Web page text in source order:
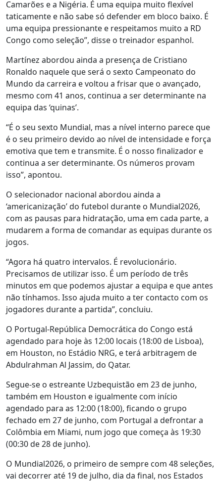
Camarões e a Nigéria. É uma equipa muito flexível
taticamente e não sabe só defender em bloco baixo. É
uma equipa pressionante e respeitamos muito a RD
Congo como seleção”, disse o treinador espanhol.
Martínez abordou ainda a presença de Cristiano
Ronaldo naquele que será o sexto Campeonato do
Mundo da carreira e voltou a frisar que o avançado,
mesmo com 41 anos, continua a ser determinante na
equipa das ‘quinas’.
“É o seu sexto Mundial, mas a nível interno parece que
é o seu primeiro devido ao nível de intensidade e força
emotiva que tem e transmite. É o nosso finalizador e
continua a ser determinante. Os números provam
isso”, apontou.
O selecionador nacional abordou ainda a
‘americanização’ do futebol durante o Mundial2026,
com as pausas para hidratação, uma em cada parte, a
mudarem a forma de comandar as equipas durante os
jogos.
“Agora há quatro intervalos. É revolucionário.
Precisamos de utilizar isso. É um período de três
minutos em que podemos ajustar a equipa e que antes
não tínhamos. Isso ajuda muito a ter contacto com os
jogadores durante a partida”, concluiu.
O Portugal-República Democrática do Congo está
agendado para hoje às 12:00 locais (18:00 de Lisboa),
em Houston, no Estádio NRG, e terá arbitragem de
Abdulrahman Al Jassim, do Qatar.
Segue-se o estreante Uzbequistão em 23 de junho,
também em Houston e igualmente com início
agendado para as 12:00 (18:00), ficando o grupo
fechado em 27 de junho, com Portugal a defrontar a
Colômbia em Miami, num jogo que começa às 19:30
(00:30 de 28 de junho).
O Mundial2026, o primeiro de sempre com 48 seleções,
vai decorrer até 19 de julho, dia da final, nos Estados